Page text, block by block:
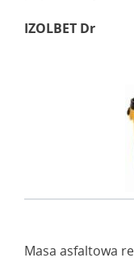
IZOLBET Dr
Masa asfaltowa